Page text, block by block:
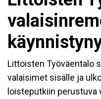
Littoisten Työväentalo
valaisimet sisälle ja
loisteputkiin perustuva